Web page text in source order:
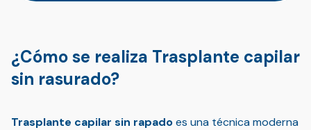
¿Cómo se realiza Trasplante capilar
sin rasurado?
Trasplante capilar sin rapadoes una técnica moderna